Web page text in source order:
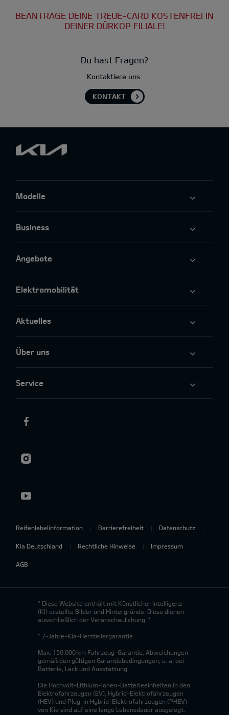
BEANTRAGE DEINE TREUE-CARD KOSTENFREI IN
DEINER DÜRKOP FILIALE!
Du hast Fragen?
Kontaktiere uns:
KONTAKT
Modelle
Business
Angebote
Elektromobilität
Aktuelles
Über uns
Service
Reifenlabelinformation Barrierefreiheit Datenschutz
Kia Deutschland Rechtliche Hinweise Impressum
AGB
* Diese Website enthält mit Künstlicher Intelligenz
(KI) erstellte Bilder und Hintergründe. Diese dienen
ausschließlich der Veranschaulichung. *
* 7-Jahre-Kia-Herstellergarantie
Max. 150.000 km Fahrzeug-Garantie. Abweichungen
gemäß den gültigen Garantiebedingungen, u. a. bei
Batterie, Lack und Ausstattung.
Die Hochvolt-Lithium-Ionen-Batterieeinheiten in den
Elektrofahrzeugen (EV), Hybrid-Elektrofahrzeugen
(HEV) und Plug-in Hybrid-Elektrofahrzeugen (PHEV)
von Kia sind auf eine lange Lebensdauer ausgelegt.